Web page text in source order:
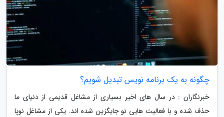
چگونه به یک برنامه نویس تبدیل شویم؟
خبرنگاران : در سال های اخیر بسیاری از مشاغل قدیمی از دنیای ما
حذف شده و با فعالیت هایی نو جایگزین شده اند. یکی از مشاغل نوپا